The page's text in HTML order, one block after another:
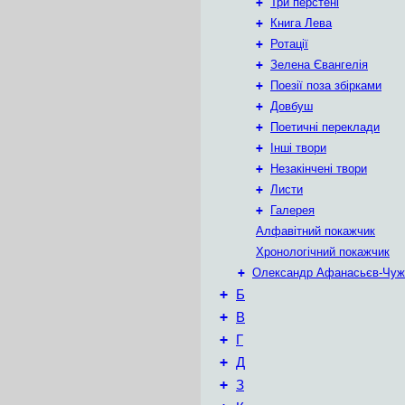
+
Книга Лева
+
Ротації
+ Зелена Євангелія
+
Поезії поза збірками
+ Довбуш
+
Поетичні переклади
+
Інші твори
+
Незакінчені твори
+ Листи
+
Галерея
Алфавітний покажчик
Хронологічний покажчик
+ Олександр Афанасьєв-
+ Б
+ В
+ Г
+ Д
+ З